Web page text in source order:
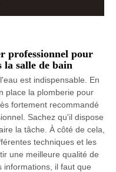
professionnel pour
la salle de bain
est indispensable. En
place la plomberie pour
fortement recommandé
Sachez qu'il dispose
la tâche. À côté de cela,
techniques et les
une meilleure qualité de
informations, il faut que